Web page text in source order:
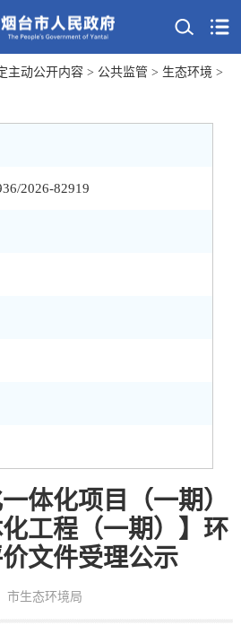
主动公开内容 > 公共监管 > 生态环境 >
2026-82919
体化项目（一期）
工程（一期）】环
文件受理公示
市生态环境局